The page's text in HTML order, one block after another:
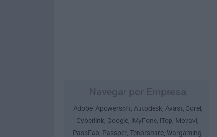
Adobe, Apowersoft, Autodesk, Avast, Corel ,
Cyberlink, Google, iMyFone, iTop, Movavi,
PassFab, Passper, Tenorshare, Wargaming,